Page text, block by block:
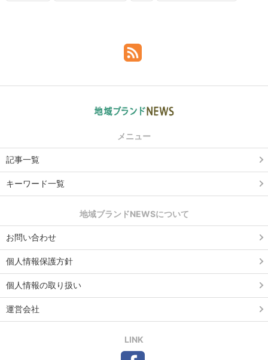
メニュー
記事一覧
キーワード一覧
地域ブランドNEWSについて
お問い合わせ
個人情報保護方針
個人情報の取り扱い
運営会社
LINK